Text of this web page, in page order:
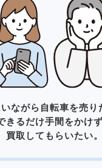
ながら自転車を売り
きるだけ手間をかけ
買取してもらいたい。